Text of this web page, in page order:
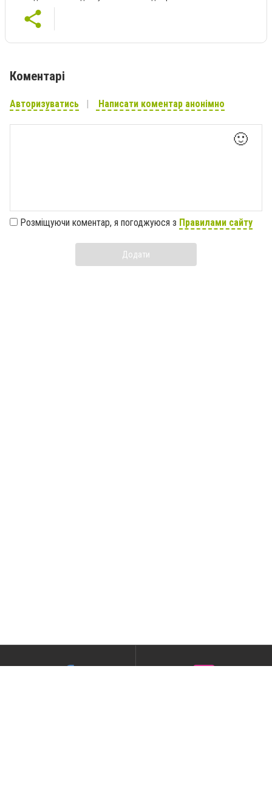
Коментарі
Авторизуватись Написати коментар анонімно
🙂
Розміщуючи коментар, я погоджуюся з Правилами сайту
Додати